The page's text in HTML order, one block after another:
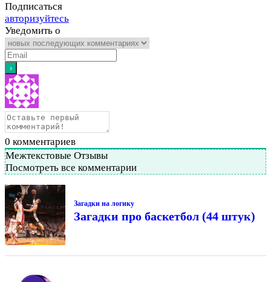
Подписаться
авторизуйтесь
Уведомить о
0 комментариев
Межтекстовые Отзывы
Посмотреть все комментарии
Загадки на логику
Загадки про баскетбол (44 штук)